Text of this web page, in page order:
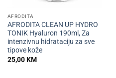
AFRODITA
AFRODITA CLEAN UP HYDRO
TONIK Hyaluron 190ml, Za
intenzivnu hidrataciju za sve
tipove kože
25,00KM